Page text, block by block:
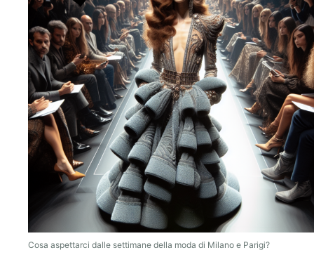
Cosa aspettarci dalle settimane della moda di Milano e Parigi?